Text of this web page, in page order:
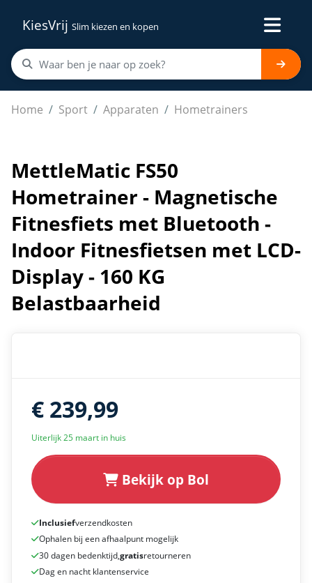
KiesVrij Slim kiezen en kopen
Home Sport Apparaten Hometrainers
MettleMatic FS50 Hometrainer - Magnetische
MettleMatic FS50
Hometrainer - Magnetische
Fitnesfiets met Bluetooth -
Indoor Fitnesfietsen met LCD-
Display - 160 KG
Belastbaarheid
€ 239,99
Uiterlijk 25 maart in huis
Bekijk op Bol
Inclusiefverzendkosten
Ophalen bij een afhaalpunt mogelijk
30 dagen bedenktijd,gratisretourneren
Dag en nacht klantenservice